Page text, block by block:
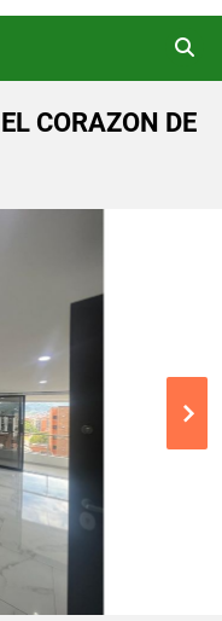
CORAZON DE